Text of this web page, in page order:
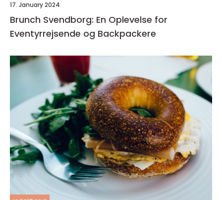
17. January 2024
Brunch Svendborg: En Oplevelse for
Eventyrrejsende og Backpackere